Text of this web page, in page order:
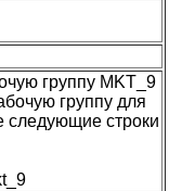
группу MKT_9
группу для
следующие строки